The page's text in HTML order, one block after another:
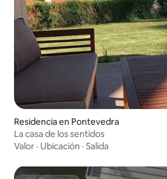
Residencia en Pontevedra
La casa de los sentidos
Valor · Ubicación · Salida